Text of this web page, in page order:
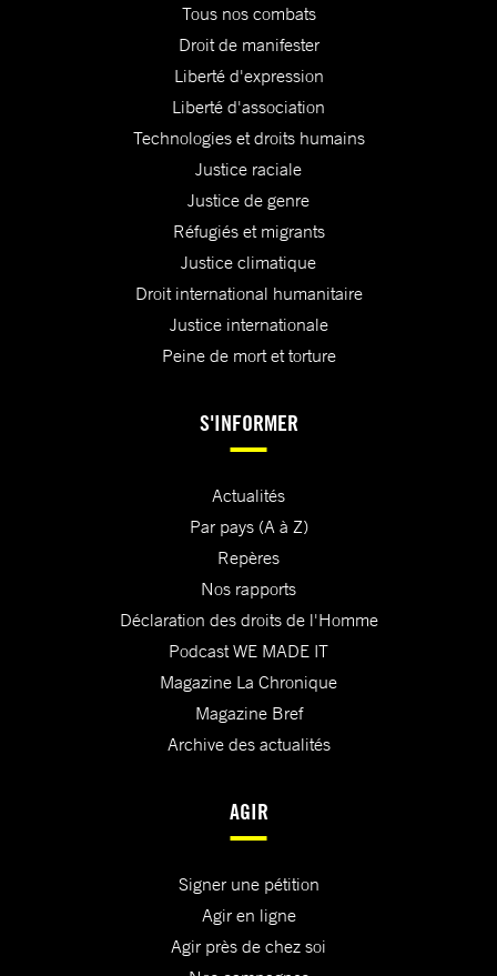
Tous nos combats
Droit de manifester
Liberté d'expression
Liberté d'association
Technologies et droits humains
Justice raciale
Justice de genre
Réfugiés et migrants
Justice climatique
Droit international humanitaire
Justice internationale
Peine de mort et torture
S'INFORMER
Actualités
Par pays (A à Z)
Repères
Nos rapports
Déclaration des droits de l'Homme
Podcast WE MADE IT
Magazine La Chronique
Magazine Bref
Archive des actualités
AGIR
Signer une pétition
Agir en ligne
Agir près de chez soi